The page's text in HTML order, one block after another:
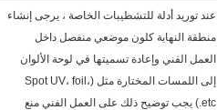
عند توريد أدلة للتشطيبات الخاصة ، يرجى إنشاء
منطقة النهاية كلون موضعي منفصل داخل
العمل الفني وإعادة تسميتها في لوحة الألوان
إلى اللمسات المختارة مثل (Spot UV، foil،
etc.) يجب توضيح ذلك على العمل الفني منع